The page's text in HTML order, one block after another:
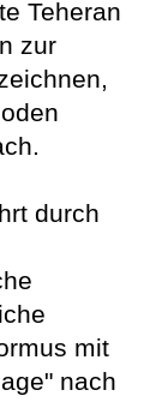
Teheran
zur
durch
mit
nach